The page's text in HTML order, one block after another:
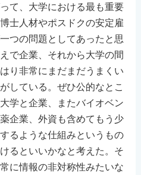
て、大学における最も重要
士人材やポスドクの安定雇
つの問題としてあったと思
で企業、それから大学の間
り非常にまだまだうまくい
している。ぜひ公的なとこ
学と企業、またバイオベン
企業、外資も含めてもう少
るような仕組みというもの
るといいかなと考えた。そ
に情報の非対称性みたいな